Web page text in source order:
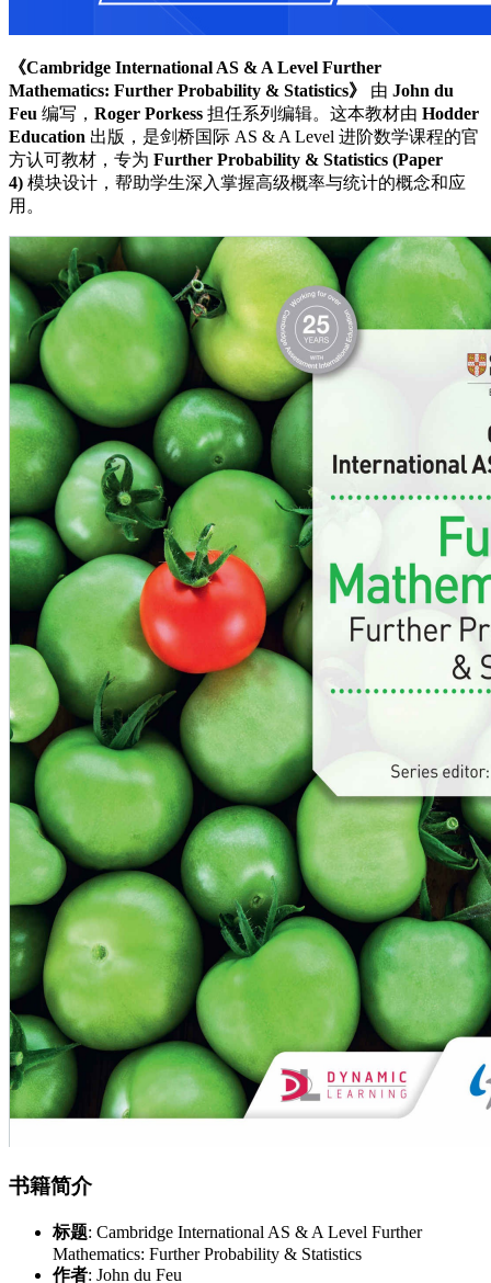
《Cambridge International AS & A Level Further
Mathematics: Further Probability & Statistics》
由 John du
Feu 编写， Roger Porkess 担任系列编辑。这本教材由 Hodder
Education 出版，是剑桥国际 AS & A Level 进阶数学课程的官
方认可教材，专为 Further Probability & Statistics (Paper
4) 模块设计，帮助学生深入掌握高级概率与统计的概念和应
用。
书籍简介
标题: Cambridge International AS & A Level Further
Mathematics: Further Probability & Statistics
作者: John du Feu